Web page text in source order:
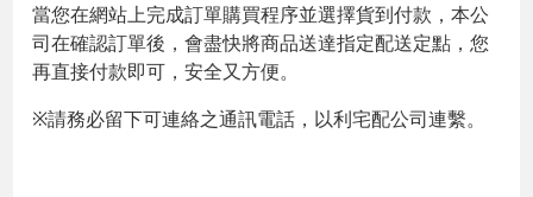
當您在網站上完成訂單購買程序並選擇貨到付款，本公
司在確認訂單後，會盡快將商品送達指定配送定點，您
再直接付款即可，安全又方便。
※請務必留下可連絡之通訊電話，以利宅配公司連繫。